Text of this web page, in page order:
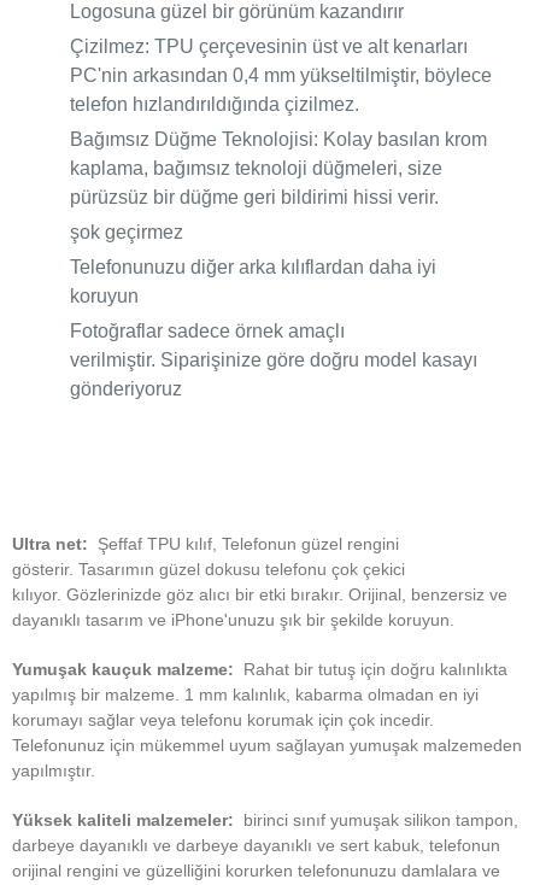
Logosuna güzel bir görünüm kazandırır
Çizilmez: TPU çerçevesinin üst ve alt kenarları
PC'nin arkasından 0,4 mm yükseltilmiştir, böylece
telefon hızlandırıldığında çizilmez.
Bağımsız Düğme Teknolojisi: Kolay basılan krom
kaplama, bağımsız teknoloji düğmeleri, size
pürüzsüz bir düğme geri bildirimi hissi verir.
şok geçirmez
Telefonunuzu diğer arka kılıflardan daha iyi
koruyun
Fotoğraflar sadece örnek amaçlı
verilmiştir. Siparişinize göre doğru model kasayı
gönderiyoruz
Ultra net:
Şeffaf TPU kılıf, Telefonun güzel rengini
gösterir. Tasarımın güzel dokusu telefonu çok çekici
kılıyor. Gözlerinizde göz alıcı bir etki bırakır. Orijinal, benzersiz ve
dayanıklı tasarım ve iPhone'unuzu şık bir şekilde koruyun.
Yumuşak kauçuk malzeme:
Rahat bir tutuş için doğru kalınlıkta
yapılmış bir malzeme.
1 mm kalınlık, kabarma olmadan en iyi
korumayı sağlar veya telefonu korumak için çok incedir.
Telefonunuz için mükemmel uyum sağlayan yumuşak malzemeden
yapılmıştır.
Yüksek kaliteli malzemeler:
birinci sınıf yumuşak silikon tampon,
darbeye dayanıklı ve darbeye dayanıklı ve sert kabuk, telefonun
orijinal rengini ve güzelliğini korurken telefonunuzu damlalara ve